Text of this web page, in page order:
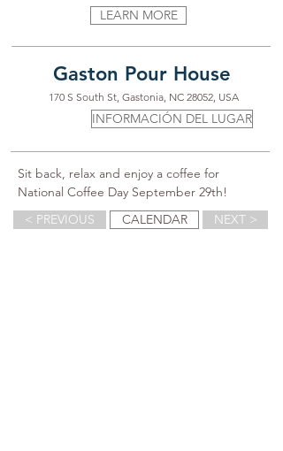
LEARN MORE
Gaston Pour House
170 S South St, Gastonia, NC 28052, USA
INFORMACIÓN DEL LUGAR
Sit back, relax and enjoy a coffee for
National Coffee Day September 29th!
< PREVIOUS
CALENDAR NEXT >